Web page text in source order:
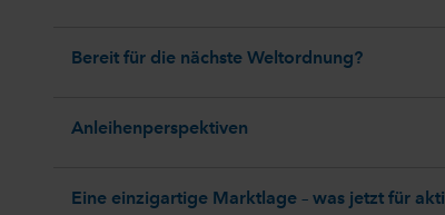
Bereit für die nächste Weltordnung?
Anleihenperspektiven
Eine einzigartige Marktlage – was jetzt für